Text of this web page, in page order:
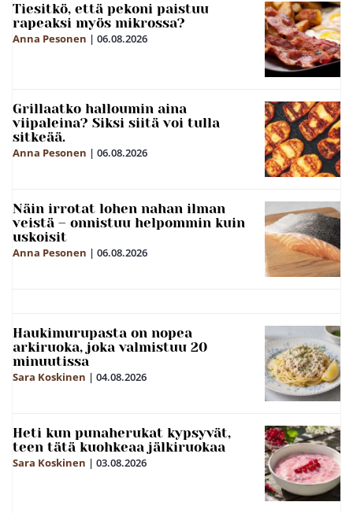
Tiesitkö, että pekoni paistuu
rapeaksi myös mikrossa?
Anna Pesonen | 06.08.2026
Grillaatko halloumin aina
viipaleina? Siksi siitä voi tulla
sitkeää.
Anna Pesonen | 06.08.2026
Näin irrotat lohen nahan ilman
veistä – onnistuu helpommin kuin
uskoisit
Anna Pesonen | 06.08.2026
Haukimurupasta on nopea
arkiruoka, joka valmistuu 20
minuutissa
Sara Koskinen | 04.08.2026
Heti kun punaherukat kypsyvät,
teen tätä kuohkeaa jälkiruokaa
Sara Koskinen | 03.08.2026